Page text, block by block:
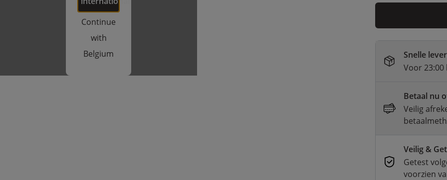
Continue
with
Belgium
Snelle
Voor 23:00
Betaal nu
Veilig
Veilig &
Getest
voorzien